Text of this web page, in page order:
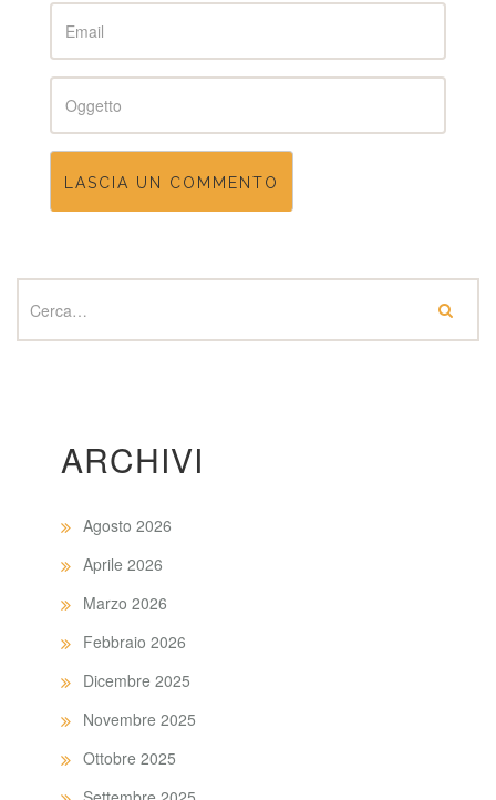
Email
Subject
ARCHIVI
Agosto 2026
Aprile 2026
Marzo 2026
Febbraio 2026
Dicembre 2025
Novembre 2025
Ottobre 2025